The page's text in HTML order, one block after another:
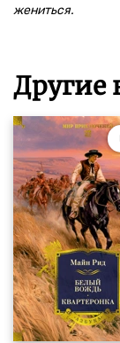
жениться.
Другие